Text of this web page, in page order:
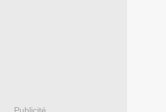
Publicité